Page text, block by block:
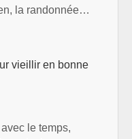
la randonnée…
vieillir en bonne
le temps,